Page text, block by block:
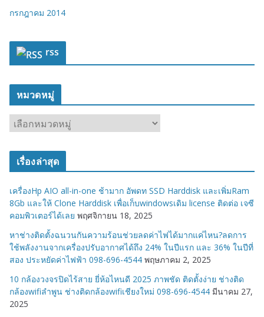
กรกฎาคม 2014
rss
หมวดหมู่
ว
มู่
เรื่องล่าสุด
เครื่องHp AIO all-in-one ช้ามาก อัพดท SSD Harddisk และเพิ่มRam
8Gb และให้ Clone Harddisk เพื่อเก็บwindowsเดิม license ติดต่อ เจซี
คอมพิวเตอร์ได้เลย พฤศจิกายน 18, 2025
หาช่างติดตั้งฉนวนกันความร้อนช่วยลดค่าไฟได้มากแค่ไหน?ลดการ
ใช้พลังงานจากเครื่องปรับอากาศได้ถึง 24% ในปีแรก และ 36% ในปีที่
สอง ประหยัดค่าไฟฟ้า 098-696-4544 พฤษภาคม 2, 2025
10 กล้องวงจรปิดไร้สาย ยี่ห้อไหนดี 2025 ภาพชัด ติดตั้งง่าย ช่างติด
กล้องwifiลำพูน ช่างติดกล้องwifiเชียงใหม่ 098-696-4544 มีนาคม 27,
2025